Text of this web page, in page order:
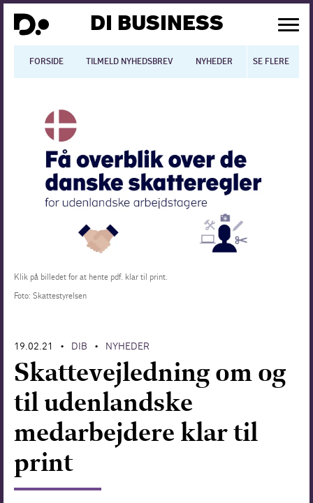
DI BUSINESS
FORSIDE TILMELD NYHEDSBREV NYHEDER BLOGS
SE FLERE
Dansk økonomi
Digitalisering
International økonomi
Arbejdsmarkedet
Uddannelse
Klik på billedet for at hente pdf. klar til print.
Foto: Skattestyrelsen
19.02.21 • DIB • NYHEDER
Skattevejledning om og
til udenlandske
medarbejdere klar til
print